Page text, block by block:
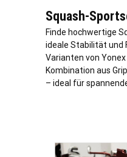
Squash-
Finde hochwertige
ideale Stabilität und
Varianten von
Kombination aus
– ideal für